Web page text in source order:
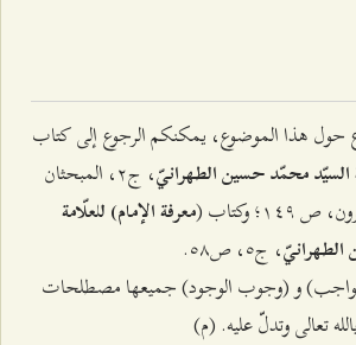
حول هذا الموضوع، يمكنكم الرجوع إلى كتاب
السيّد محمّد حسين الطهرانيّ
، ج٢، المبحثان
وكتاب (
معرفة الإمام) للعلّامة
، ج٥، ص٥۸.
و (وجوب الوجود) جميعها مصطلحات
تعالى وتدلّ عليه. (م)